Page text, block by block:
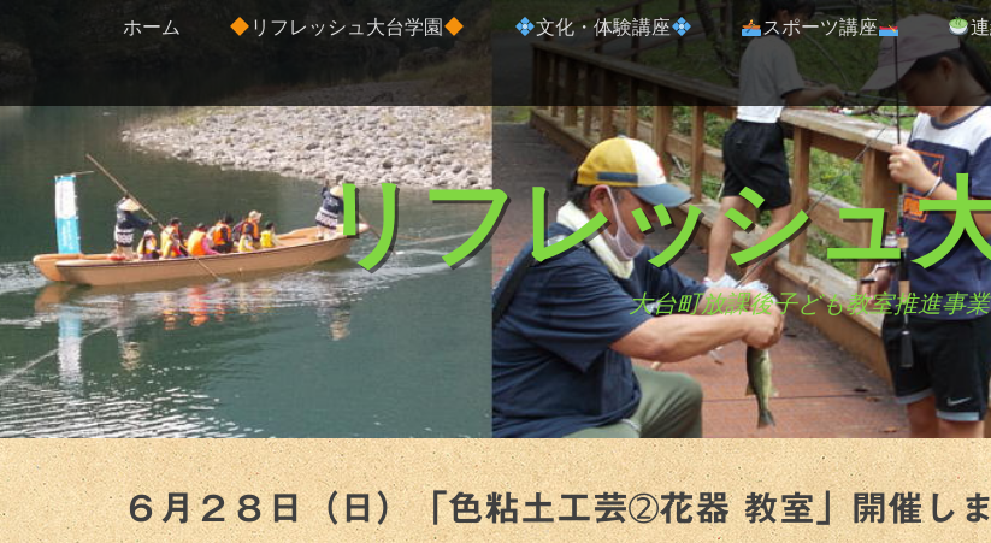
ン
へ
ス
キ
ッ
プ
メインメニュー
ホーム リフレッシュ大台学園 文化・体験講座 スポーツ講座
リフレッシュ
大台町放課後子ども教室推進事業
６月２８日（日）「色粘土工芸➁花器 教室」開催し